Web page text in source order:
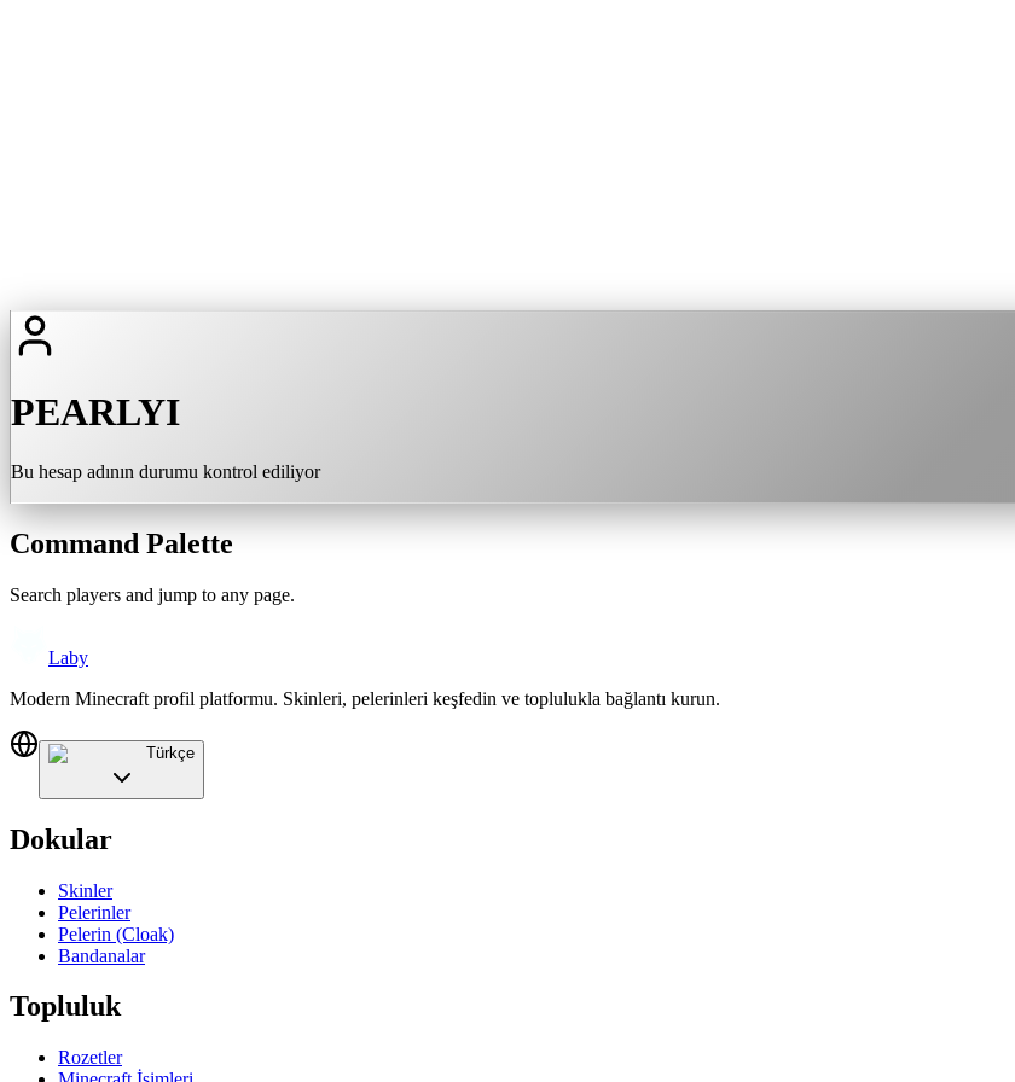
PEARLYI
Bu hesap adının durumu kontrol ediliyor
Command Palette
Search players and jump to any page.
Laby
Modern Minecraft profil platformu. Skinleri, pelerinleri keşfedin ve toplulukla bağlantı kurun.
Türkçe
Dokular
Skinler
Pelerinler
Pelerin (Cloak)
Bandanalar
Topluluk
Rozetler